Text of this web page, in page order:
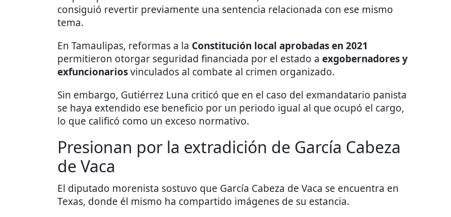
consiguió revertir previamente una sentencia relacionada con ese mismo
tema.
En Tamaulipas, reformas a la Constitución local aprobadas en 2021
permitieron otorgar seguridad financiada por el estado a exgobernadores y
exfuncionariosvinculados al combate al crimen organizado.
Sin embargo, Gutiérrez Luna criticó que en el caso del exmandatario panista
se haya extendido ese beneficio por un periodo igual al que ocupó el cargo,
lo que calificó como un exceso normativo.
Presionan por la extradición de García Cabeza
de Vaca
El diputado morenista sostuvo que García Cabeza de Vaca se encuentra en
Texas, donde él mismo ha compartido imágenes de su estancia.